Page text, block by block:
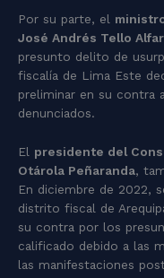
Por su parte, el
José Andrés Tello
presunto delito de
fiscalía de Lima Este
preliminar en su contra
denunciados.
El presidente del
Otárola Peñaranda,
En diciembre de 2022,
distrito fiscal de
su contra por los
calificado debido a las
las manifestaciones